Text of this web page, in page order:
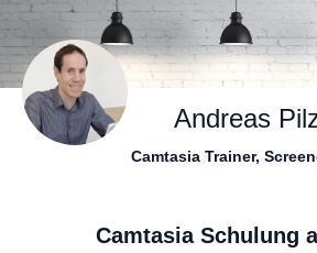
Andreas
Camtasia Trainer,
Camtasia Schulung